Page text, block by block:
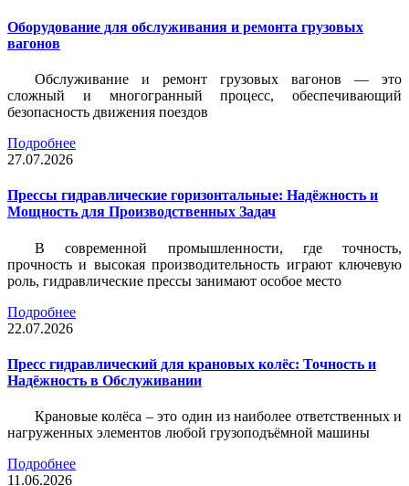
Оборудование для обслуживания и ремонта грузовых
вагонов
Обслуживание и ремонт грузовых вагонов — это
сложный и многогранный процесс, обеспечивающий
безопасность движения поездов
Подробнее
27.07.2026
Прессы гидравлические горизонтальные: Надёжность и
Мощность для Производственных Задач
В современной промышленности, где точность,
прочность и высокая производительность играют ключевую
роль, гидравлические прессы занимают особое место
Подробнее
22.07.2026
Пресс гидравлический для крановых колёс: Точность и
Надёжность в Обслуживании
Крановые колёса – это один из наиболее ответственных и
нагруженных элементов любой грузоподъёмной машины
Подробнее
11.06.2026